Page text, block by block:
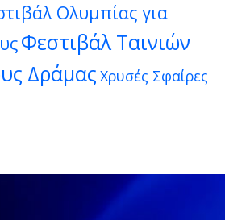
Ολυμπίας για
Φεστιβάλ Ταινιών
Δράμας Χρυσές Σφαίρες